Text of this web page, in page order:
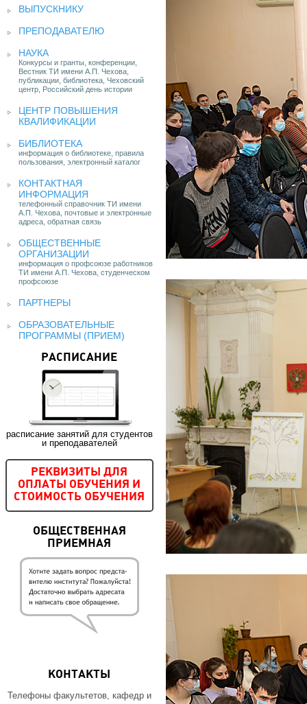
ВЫПУСКНИКУ
ПРЕПОДАВАТЕЛЮ
НАУКА
Конкурсы и гранты, конференции,
Вестник ТИ имени А.П. Чехова,
публикации, библиотека, Чеховский
центр, Российский день истории
ЦЕНТР ПОВЫШЕНИЯ
КВАЛИФИКАЦИИ
БИБЛИОТЕКА
информация о библиотеке, правила
пользования, электронный каталог
КОНТАКТНАЯ
ИНФОРМАЦИЯ
телефонный справочник ТИ имени
А.П. Чехова, почтовые и электронные
адреса, обратная связь
ОБЩЕСТВЕННЫЕ
ОРГАНИЗАЦИИ
информация о профсоюзе работников
ТИ имени А.П. Чехова, студенческом
профсоюзе
ПАРТНЕРЫ
ОБРАЗОВАТЕЛЬНЫЕ
ПРОГРАММЫ (ПРИЕМ)
РАСПИСАНИЕ
расписание занятий для студентов
и преподавателей
РЕКВИЗИТЫ ДЛЯ
ОПЛАТЫ ОБУЧЕНИЯ И
СТОИМОСТЬ ОБУЧЕНИЯ
ОБЩЕСТВЕННАЯ
ПРИЕМНАЯ
КОНТАКТЫ
Телефоны факультетов, кафедр и